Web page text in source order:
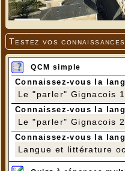
Testez vos
QCM simple
Connaissez-vous la
Le "parler" Gignacois 1
Connaissez-vous la
Le "parler" Gignacois 2
Connaissez-vous la
Langue et littérature